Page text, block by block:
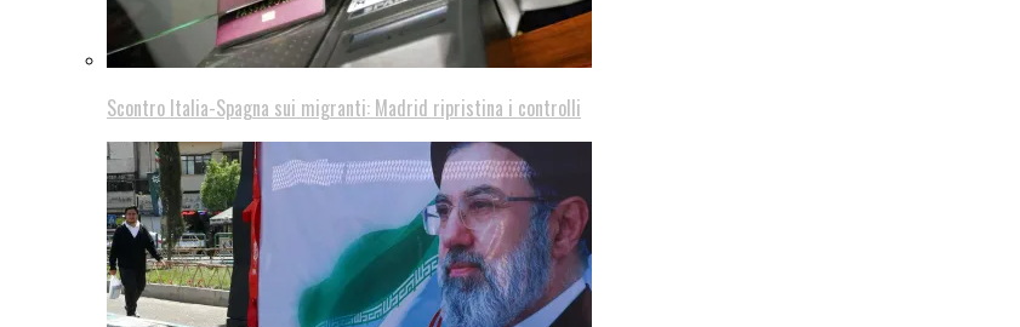
Scontro Italia-Spagna sui migranti: Madrid ripristina i controlli